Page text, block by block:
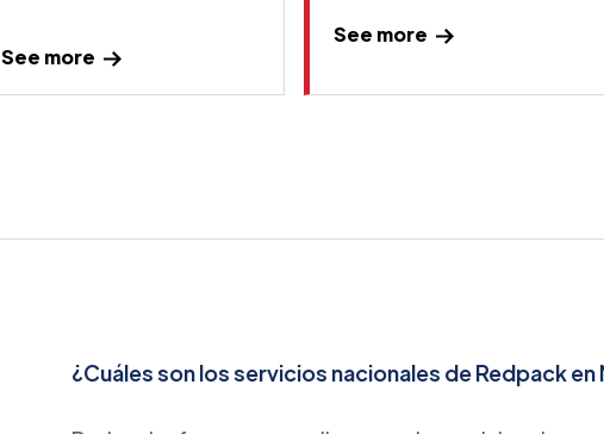
See more
See more
¿Cuáles son los servicios nacionales de Redpack en